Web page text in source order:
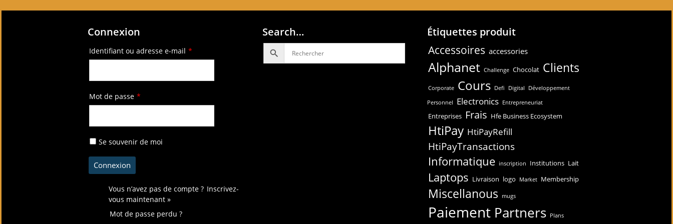
Connexion
Identifiant ou adresse e-mail *
Mot de passe *
Se souvenir de moi
Vous n’avez pas de compte ? Inscrivez-
vous maintenant »
Mot de passe perdu ?
Search… Étiquettes produit
Accessoires accessories
Alphanet Challenge Chocolat Clients
Corporate Cours Defi Digital Développement
Personnel Electronics Entrepreneuriat
Entreprises Frais Hfe Business Ecosystem
HtiPay HtiPayRefill
HtiPayTransactions
Informatique inscription Institutions Lait
Laptops Livraison logo Market Membership
Miscellanous mugs
Paiement Partners Plans